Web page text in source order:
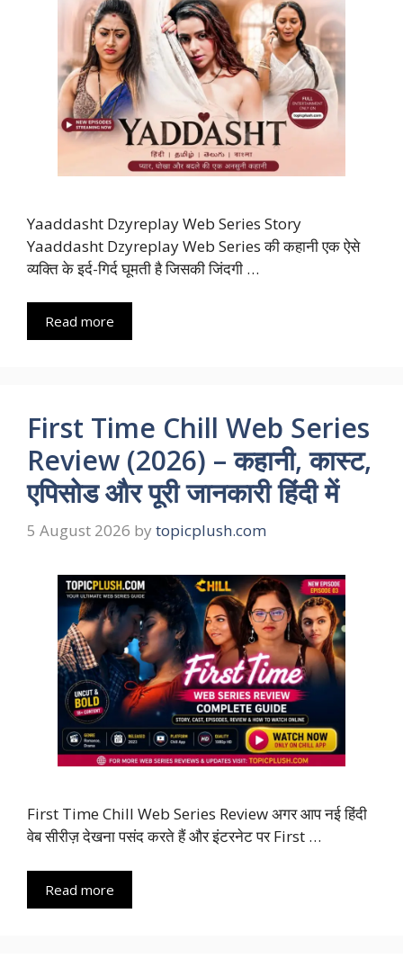
Yaaddasht Dzyreplay Web Series Story
Yaaddasht Dzyreplay Web Series की कहानी एक ऐसे
व्यक्ति के इर्द-गिर्द घूमती है जिसकी जिंदगी …
Read more
First Time Chill Web Series
Review (2026) – कहानी, कास्ट,
एपिसोड और पूरी जानकारी हिंदी में
5 August 2026 by topicplush.com
First Time Chill Web Series Review अगर आप नई हिंदी
वेब सीरीज़ देखना पसंद करते हैं और इंटरनेट पर First …
Read more